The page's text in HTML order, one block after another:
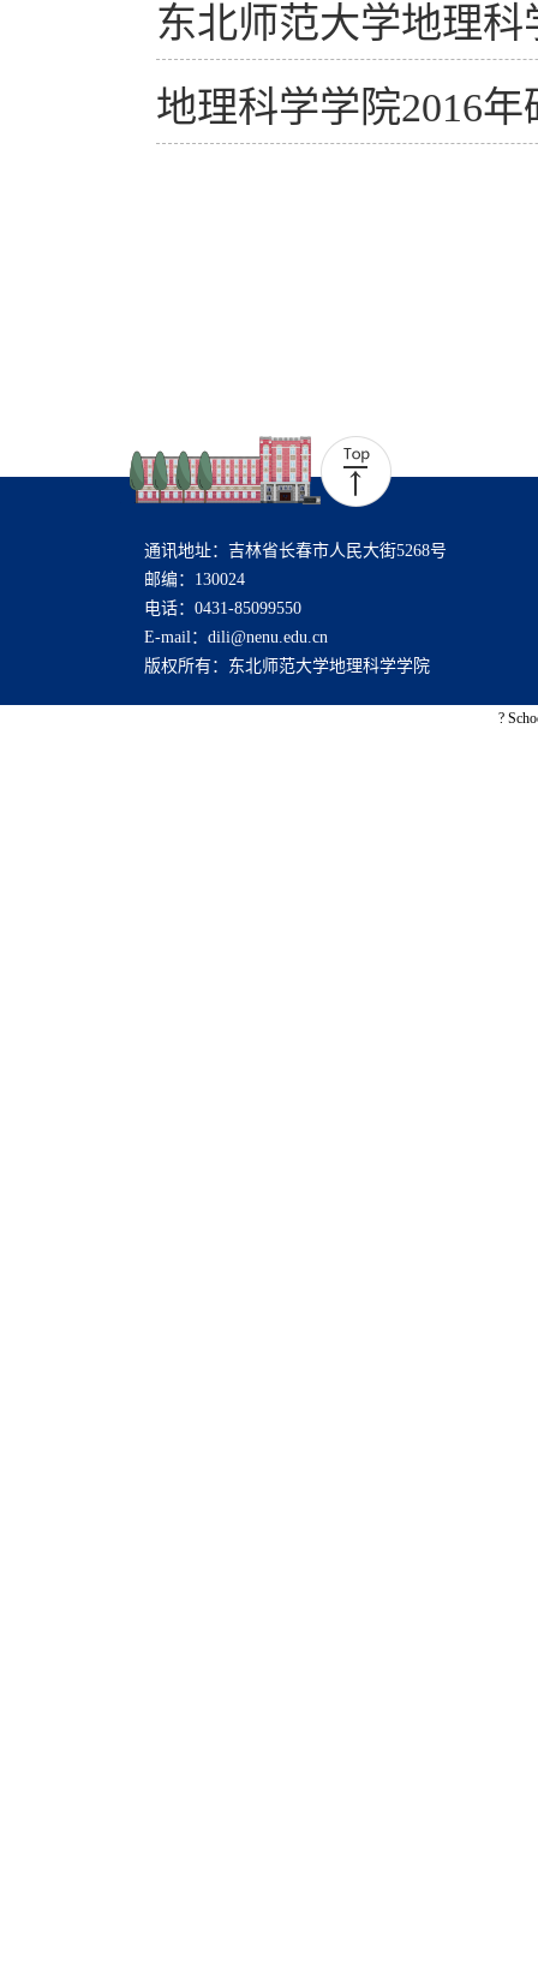
东北师范大学地理
地理科学学院2016
通讯地址：吉林省长春市人民大街5268号
邮编：130024
电话：0431-85099550
E-mail：dili@nenu.edu.cn
版权所有：东北师范大学地理科学学院
?